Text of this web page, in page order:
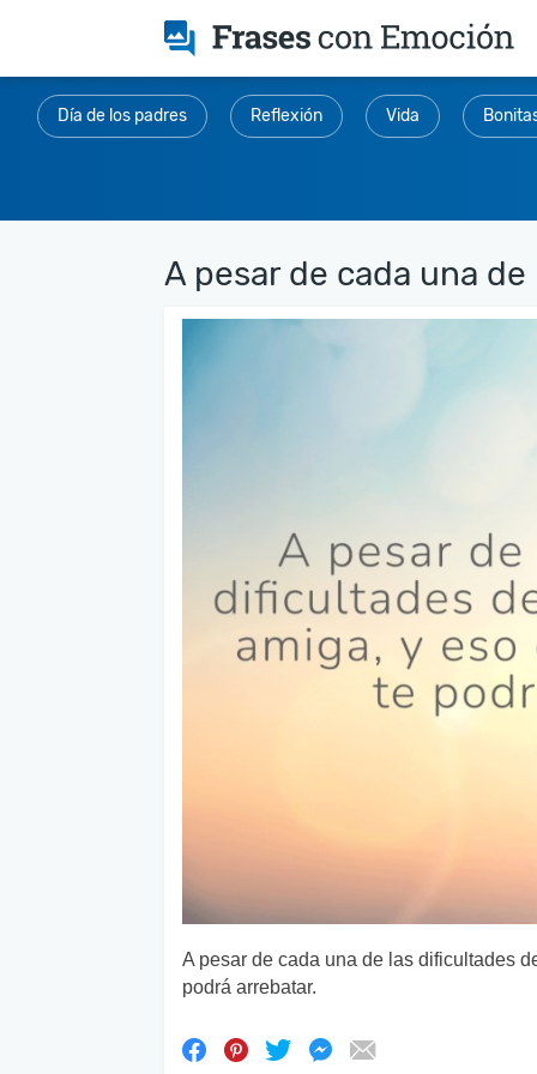
Día de los padres Reflexión Vida
A pesar de cada una
A pesar de cada una de las dificultades
podrá arrebatar.